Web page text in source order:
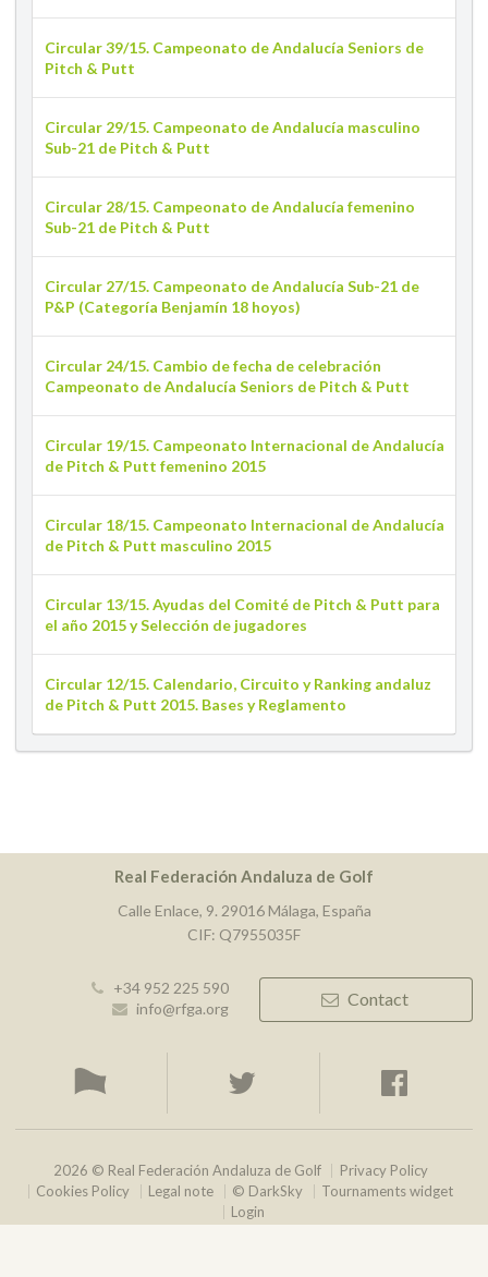
Circular 39/15. Campeonato de Andalucía Seniors de
Pitch & Putt
Circular 29/15. Campeonato de Andalucía masculino
Sub-21 de Pitch & Putt
Circular 28/15. Campeonato de Andalucía femenino
Sub-21 de Pitch & Putt
Circular 27/15. Campeonato de Andalucía Sub-21 de
P&P (Categoría Benjamín 18 hoyos)
Circular 24/15. Cambio de fecha de celebración
Campeonato de Andalucía Seniors de Pitch & Putt
Circular 19/15. Campeonato Internacional de Andalucía
de Pitch & Putt femenino 2015
Circular 18/15. Campeonato Internacional de Andalucía
de Pitch & Putt masculino 2015
Circular 13/15. Ayudas del Comité de Pitch & Putt para
el año 2015 y Selección de jugadores
Circular 12/15. Calendario, Circuito y Ranking andaluz
de Pitch & Putt 2015. Bases y Reglamento
Real Federación Andaluza de Golf
Calle Enlace, 9. 29016 Málaga, España
CIF: Q7955035F
+34 952 225 590
info@rfga.org
Contact
2026 © Real Federación Andaluza de Golf
Privacy Policy
Cookies Policy
Legal note © DarkSky
Tournaments widget
Login